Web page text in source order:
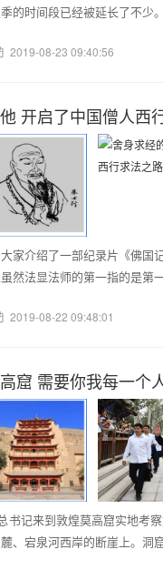
的时间段已经被延长了不
2019-08-23 09:40:56
开启了中国僧人西
家介绍了一部纪录片《佛国
然法显法师的第一指的是
2019-08-22 09:48:01
窟 需要你我每一个
书记来到敦煌莫高窟实地考
、宕泉河西岸的断崖上。